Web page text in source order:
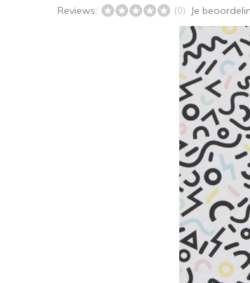
Reviews: (0) Je